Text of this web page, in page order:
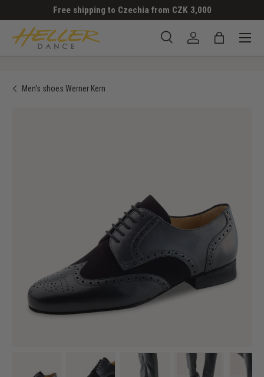
SKIP TO CONTENT
Free shipping to Czechia from CZK 3,000
SearchLog in Bag
Menu
Men's shoes Werner Kern